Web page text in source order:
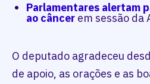
Parlamentares alertam
ao câncer em sessão da
O deputado agradeceu
de apoio, as orações e as